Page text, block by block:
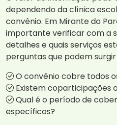
dependendo da clínica
convênio. Em Mirante do
importante verificar com a
detalhes e quais serviços
perguntas que podem
O convênio cobre todos
Existem coparticipações
Qual é o período de
específicos?